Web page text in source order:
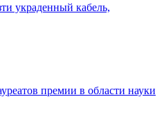
украденный кабель,
премии в области науки